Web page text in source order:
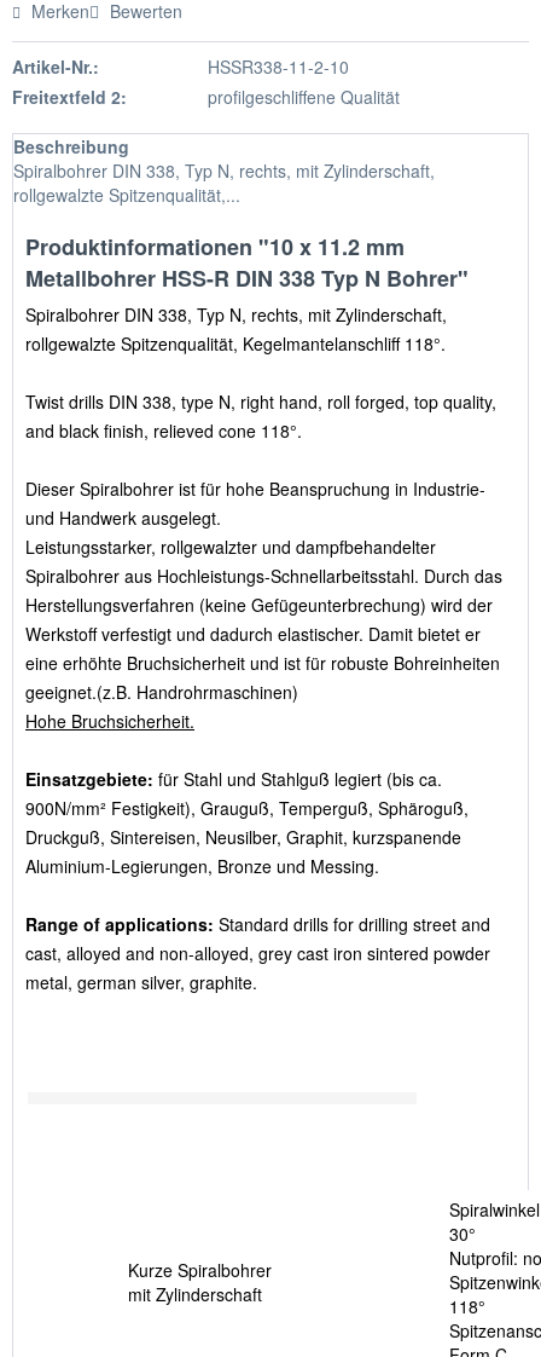
Merken Bewerten
Artikel-Nr.:
HSSR338-11-2-10
Freitextfeld 2:
profilgeschliffene Qualität
Beschreibung
Spiralbohrer DIN 338, Typ N, rechts, mit Zylinderschaft,
rollgewalzte Spitzenqualität,...
Produktinformationen "10 x 11.2 mm
Metallbohrer HSS-R DIN 338 Typ N Bohrer"
Spiralbohrer DIN 338, Typ N, rechts, mit Zylinderschaft,
rollgewalzte Spitzenqualität, Kegelmantelanschliff 118°.
Twist drills DIN 338, type N, right hand, roll forged, top quality,
and black finish, relieved cone 118°.
Dieser Spiralbohrer ist für hohe Beanspruchung in Industrie-
und Handwerk ausgelegt.
Leistungsstarker, rollgewalzter und dampfbehandelter
Spiralbohrer aus Hochleistungs-Schnellarbeitsstahl. Durch das
Herstellungsverfahren (keine Gefügeunterbrechung) wird der
Werkstoff verfestigt und dadurch elastischer. Damit bietet er
eine erhöhte Bruchsicherheit und ist für robuste Bohreinheiten
geeignet.(z.B. Handrohrmaschinen)
Hohe Bruchsicherheit.
Einsatzgebiete: für Stahl und Stahlguß legiert (bis ca.
900N/mm² Festigkeit), Grauguß, Temperguß, Sphäroguß,
Druckguß, Sintereisen, Neusilber, Graphit, kurzspanende
Aluminium-Legierungen, Bronze und Messing.
Range of applications: Standard drills for drilling street and
cast, alloyed and non-alloyed, grey cast iron sintered powder
metal, german silver, graphite.
Kurze Spiralbohrer
mit Zylinderschaft
30°
Nutprofil:
118°